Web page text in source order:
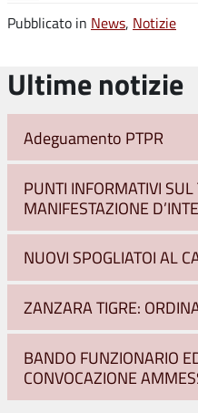
Pubblicato in News, Notizie
Ultime notizie
Adeguamento PTPR
PUNTI INFORMATIVI SUL
MANIFESTAZIONE
NUOVI SPOGLIATOI AL
ZANZARA TIGRE:
BANDO FUNZIONARIO
CONVOCAZIONE